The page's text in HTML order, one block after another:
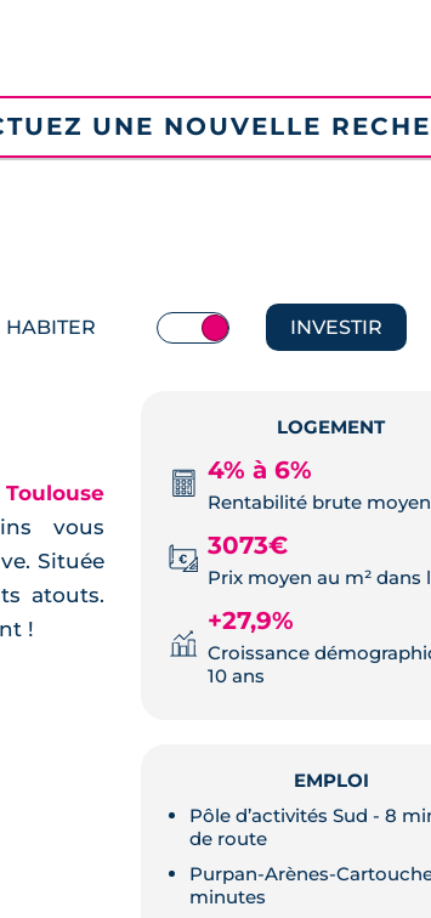
UNE NOUVELLE
HABITER INVESTIR
vous
Située
atouts.
!
LOGEMENT
4% à 6%
Rentabilité brute
3073€
Prix moyen au m² dans
+27,9%
Croissance
10 ans
EMPLOI
Pôle d’activités Sud - 8
de route
Purpan-Arènes-
minutes